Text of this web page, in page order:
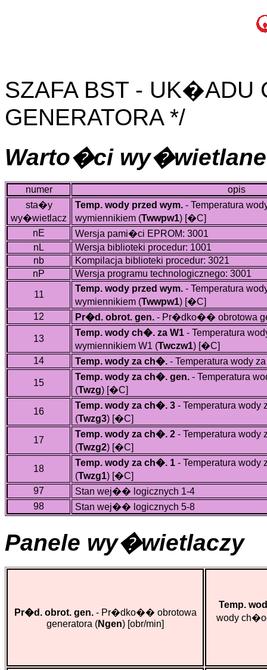
SZAFA BST - UK�ADU
GENERATORA */
Warto�ci wy�wietlane
numer
opis
sta�y
wy�wietlacz
Temp. wody przed wym.- Temperatura
wymiennikiem (Twwpw1)[�C]
nE
Wersja pami�ci EPROM: 3001
nL
Wersja biblioteki procedur: 1001
nb
Kompilacja biblioteki procedur: 3021
nP
Wersja programu technologicznego: 3001
11
Temp. wody przed wym.- Temperatura
wymiennikiem (Twwpw1)[�C]
12
Pr�d. obrot. gen.- Pr�dko�� obrotowa
13
Temp. wody ch�. za W1- Temperatura
wymiennikiem W1 (Twczw1)[�C]
14
Temp. wody za ch�.- Temperatura wody
15
Temp. wody za ch�. gen.- Temperatura
(Twzg)[�C]
16
Temp. wody za ch�. 3- Temperatura
(Twzg3)[�C]
17
Temp. wody za ch�. 2- Temperatura
(Twzg2)[�C]
18
Temp. wody za ch�. 1- Temperatura
(Twzg1)[�C]
97
Stan wej�� logicznych 1-4
98
Stan wej�� logicznych 5-8
Panele wy�wietlaczy
Pr�d. obrot. gen.- Pr�dko�� obrotowa
generatora (Ngen) [obr/min]
Temp.
wody